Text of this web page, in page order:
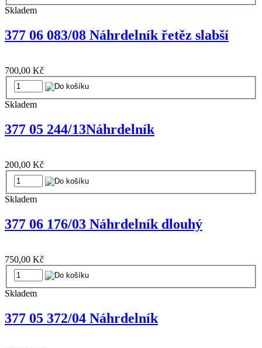
Skladem
377 06 083/08 Náhrdelník řetěz slabší
700,00 Kč
Skladem
377 05 244/13Náhrdelník
200,00 Kč
Skladem
377 06 176/03 Náhrdelník dlouhý
750,00 Kč
Skladem
377 05 372/04 Náhrdelník